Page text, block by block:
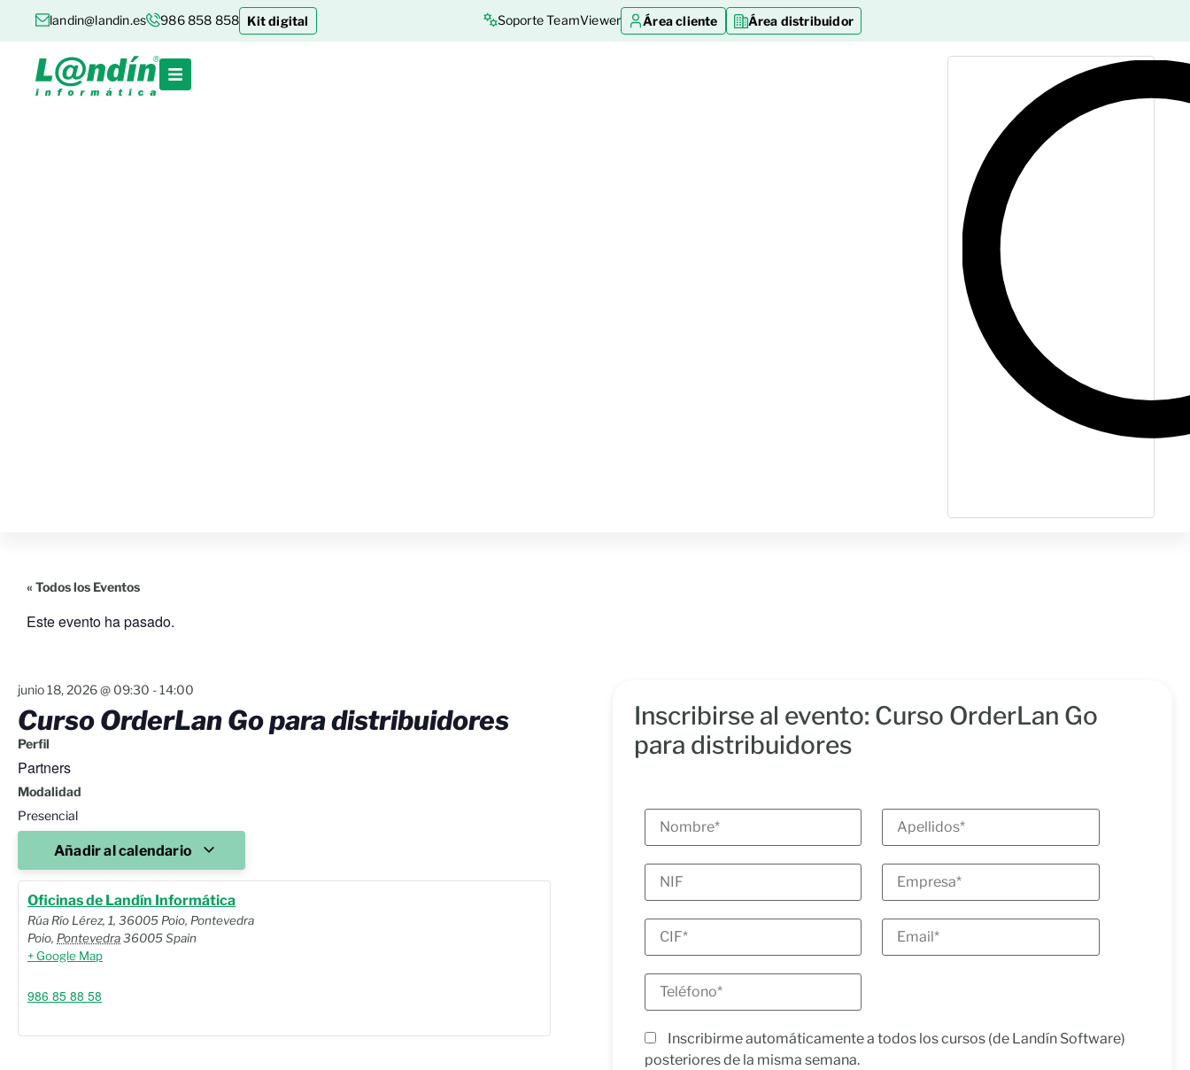
landin@landin.es 986 858 858 Kit digital Soporte TeamViewer Área cliente Área distribuidor
« Todos los Eventos
Este evento ha pasado.
junio 18, 2026@ 09:30 -14:00
Curso OrderLan Go para distribuidores
Perfil
Partners
Modalidad
Presencial
Añadir al calendario
Oficinas de Landín Informática
Rúa Río Lérez, 1, 36005 Poio, Pontevedra
Poio, Pontevedra36005Spain
+ Google Map
986 85 88 58
Inscribirse al evento: Curso OrderLan Go
para distribuidores
Inscribirme automáticamente a todos los cursos (de Landín Software)
posteriores de la misma semana.